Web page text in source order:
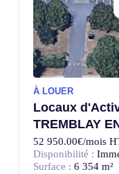
À LOUER
Locaux
TREMBLAY
52 950.00€/mois
Disponibilité :
Surface : 6 354 m²